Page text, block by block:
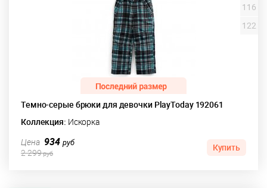
Темно-серые брюки для девочки PlayToday 192061
Коллекция: Искорка
116
122
Цена 934руб
2 299руб
Купить